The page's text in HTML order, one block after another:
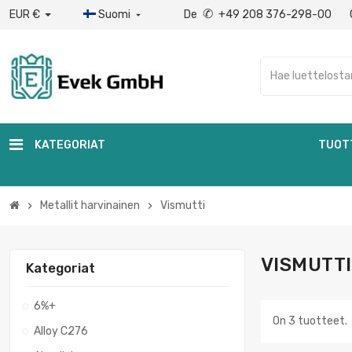
EUR € Suomi  De ✆ +49 208 376-298-00
KATEGORIAT
chevron_right Metallit harvinainen chevron_right Vismutti
Kategoriat
6%+
Alloy C276
VISMUTTI
On 3 tuotteet.